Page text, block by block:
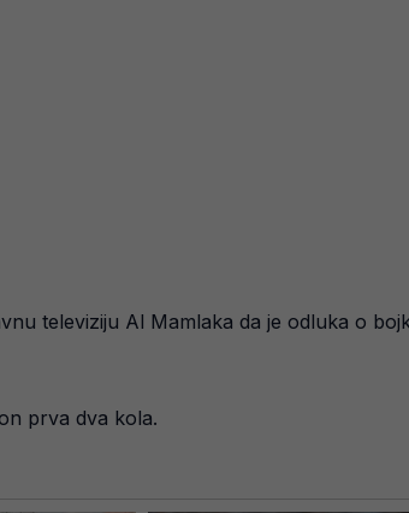
televiziju Al Mamlaka da je odluka o
prva dva kola.